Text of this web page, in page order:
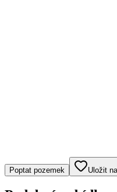
Klepněte nebo klikněte pro
Poptat pozemek Uložit